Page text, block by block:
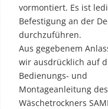
vormontiert. Es ist
Befestigung an der
durchzuführen.
Aus gegebenem
wir ausdrücklich auf
Bedienungs- und
Montageanleitung des
Wäschetrockners